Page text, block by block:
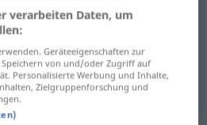
verarbeiten Daten, um
Geräteeigenschaften zur
von und/oder Zugriff auf
Personalisierte Werbung und Inhalte,
Zielgruppenforschung und